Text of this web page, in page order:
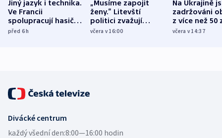
Jiný jazyk i technika.
Ve Francii
spolupracují hasiči z
různých zemí
před 6h
„Musíme zapojit
ženy.“ Litevští
politici zvažují
dohodu o
včera v 16:00
Na Ukrajině
zadržováni
z více než 50
Bojovali na
včera v 14:37
Divácké centrum
každý všední den:8:00—16:00 hodin